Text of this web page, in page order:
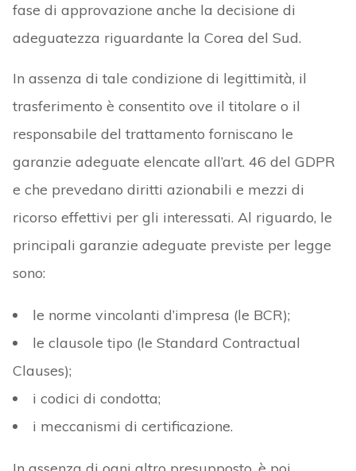
fase di approvazione anche la decisione di
adeguatezza riguardante la Corea del Sud.
In assenza di tale condizione di legittimità, il
trasferimento è consentito ove il titolare o il
responsabile del trattamento forniscano le
garanzie adeguate elencate all’art. 46 del GDPR
e che prevedano diritti azionabili e mezzi di
ricorso effettivi per gli interessati. Al riguardo, le
principali garanzie adeguate previste per legge
sono:
le norme vincolanti d’impresa (le BCR);
le clausole tipo (le Standard Contractual
Clauses);
i codici di condotta;
i meccanismi di certificazione.